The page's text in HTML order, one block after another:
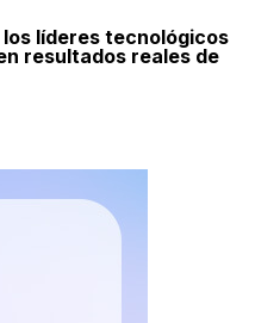
los líderes tecnológicos
resultados reales de